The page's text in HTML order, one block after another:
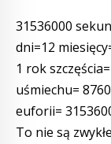
31536000
dni=12
1 rok
uśmiechu=
euforii=
To nie są